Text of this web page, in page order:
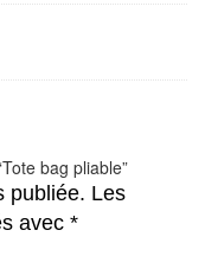
bag pliable”
publiée. Les
avec *